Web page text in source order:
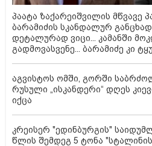
პაატა ზაქარეიშვილის მწვავე
ბარამიძის სკანდალურ
დეტალურად ვიცი... კამანში
გადმოვასვენე... ბარამიძე კი
აგვისტოს ომში, გორში
რუსული „ისკანდერი“ დღეს
იქცა
კრეისერ "ედინბურგის"
წლის შემდეგ 5 ტონა